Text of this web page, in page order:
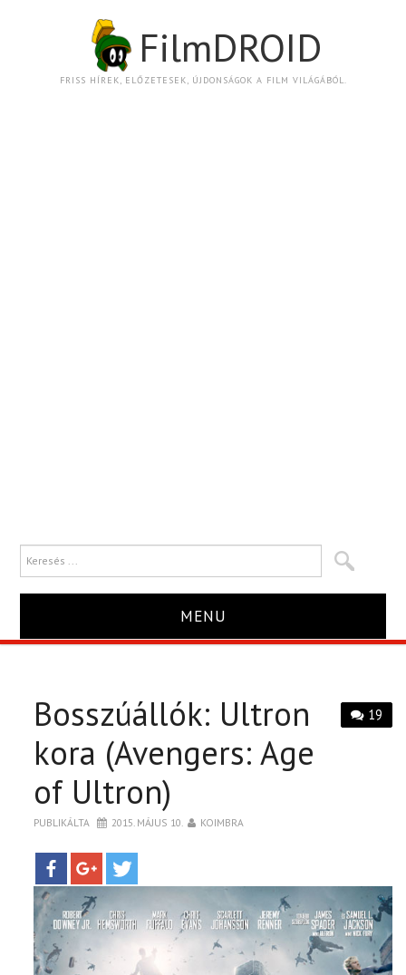
FilmDROID
FRISS HÍREK, ELŐZETESEK, ÚJDONSÁGOK A FILM VILÁGÁBÓL.
MENU
TRAILER
KRITIKA
BOXOFFICE
TOP10
KULISSZA
CIKK
19
Bosszúállók: Ultron
kora (Avengers: Age
of Ultron)
PUBLIKÁLTA 2015. MÁJUS 10. KOIMBRA